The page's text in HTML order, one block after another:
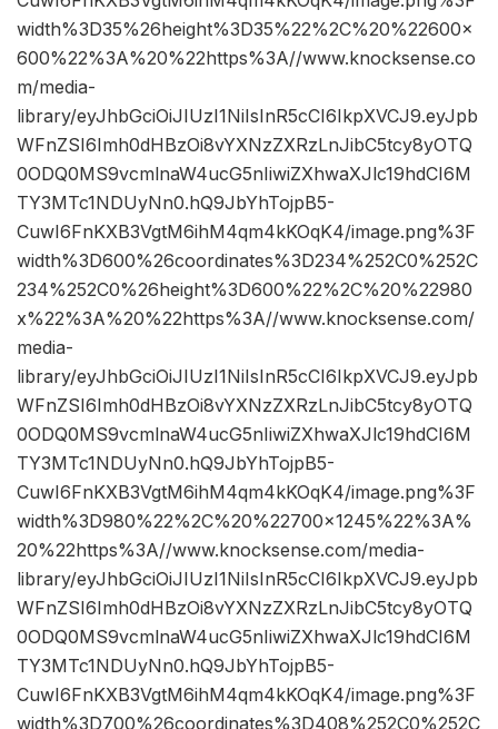
width%3D35%26height%3D35%22%2C%20%22600×
600%22%3A%20%22https%3A//www.knocksense.co
m/media-
library/eyJhbGciOiJIUzI1NiIsInR5cCI6IkpXVCJ9.eyJpb
WFnZSI6Imh0dHBzOi8vYXNzZXRzLnJibC5tcy8yOTQ
0ODQ0MS9vcmlnaW4ucG5nIiwiZXhwaXJlc19hdCI6M
TY3MTc1NDUyNn0.hQ9JbYhTojpB5-
CuwI6FnKXB3VgtM6ihM4qm4kKOqK4/image.png%3F
width%3D600%26coordinates%3D234%252C0%252C
234%252C0%26height%3D600%22%2C%20%22980
x%22%3A%20%22https%3A//www.knocksense.com/
media-
library/eyJhbGciOiJIUzI1NiIsInR5cCI6IkpXVCJ9.eyJpb
WFnZSI6Imh0dHBzOi8vYXNzZXRzLnJibC5tcy8yOTQ
0ODQ0MS9vcmlnaW4ucG5nIiwiZXhwaXJlc19hdCI6M
TY3MTc1NDUyNn0.hQ9JbYhTojpB5-
CuwI6FnKXB3VgtM6ihM4qm4kKOqK4/image.png%3F
width%3D980%22%2C%20%22700×1245%22%3A%
20%22https%3A//www.knocksense.com/media-
library/eyJhbGciOiJIUzI1NiIsInR5cCI6IkpXVCJ9.eyJpb
WFnZSI6Imh0dHBzOi8vYXNzZXRzLnJibC5tcy8yOTQ
0ODQ0MS9vcmlnaW4ucG5nIiwiZXhwaXJlc19hdCI6M
TY3MTc1NDUyNn0.hQ9JbYhTojpB5-
CuwI6FnKXB3VgtM6ihM4qm4kKOqK4/image.png%3F
width%3D700%26coordinates%3D408%252C0%252C